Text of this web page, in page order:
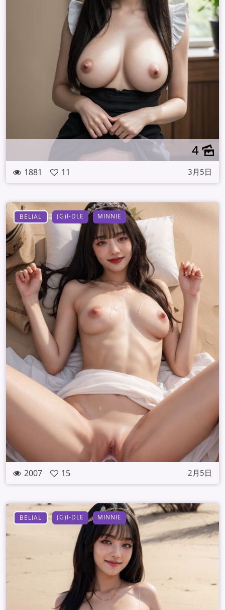
4
1881 11 3月5日
BELIAL (G)I-DLE MINNIE
2007 15 2月5日
BELIAL (G)I-DLE MINNIE